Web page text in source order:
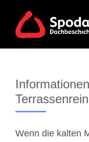
content
Wenn die kalten